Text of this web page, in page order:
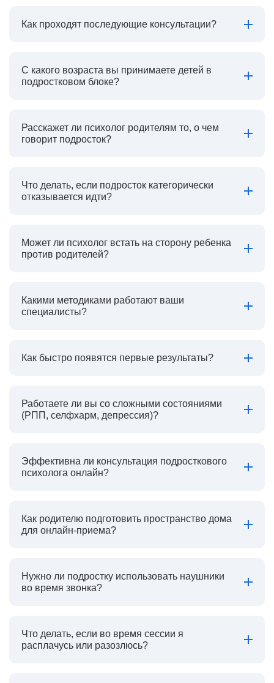
Как проходят последующие консультации?
С какого возраста вы принимаете детей в
подростковом блоке?
Расскажет ли психолог родителям то, о чем
говорит подросток?
Что делать, если подросток категорически
отказывается идти?
Может ли психолог встать на сторону ребенка
против родителей?
Какими методиками работают ваши
специалисты?
Как быстро появятся первые результаты?
Работаете ли вы со сложными состояниями
(РПП, селфхарм, депрессия)?
Эффективна ли консультация подросткового
психолога онлайн?
Как родителю подготовить пространство дома
для онлайн-приема?
Нужно ли подростку использовать наушники
во время звонка?
Что делать, если во время сессии я
расплачусь или разозлюсь?